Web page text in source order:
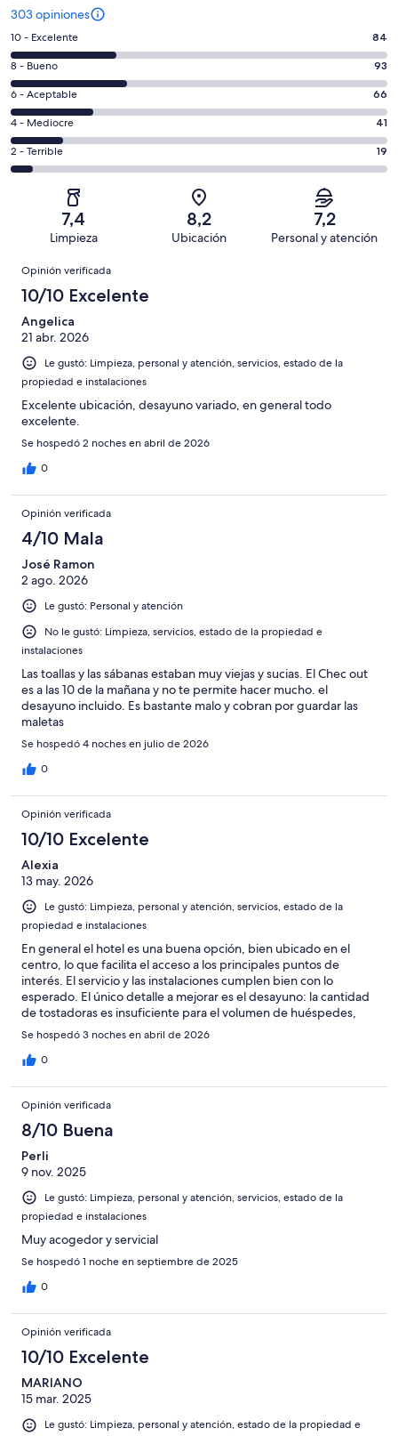
303 opiniones
Evaluación:
10
-
Excelente.
84
de
303
opiniones
10 - Excelente 84
Evaluación:
8
-
Bueno.
93
de
opiniones
8 - Bueno 93
Evaluación:
6
-
Aceptable.
66
opiniones
6 - Aceptable 66
Evaluación:
4
-
4 - Mediocre 41
Evaluación:
2
Terrible.
303
2 - Terrible 19
7,4
Limpieza
8,2
Ubicación
7,2
Personal y atención
Opiniones
Opinión verificada
10/10 Excelente
Angelica
21 abr. 2026
Le gustó: Limpieza, personal y atención, servicios, estado de la
propiedad e instalaciones
Excelente ubicación, desayuno variado, en general todo
excelente.
Se hospedó 2 noches en abril de 2026
0
Opinión verificada
4/10 Mala
José Ramon
2 ago. 2026
Le gustó: Personal y atención
No le gustó: Limpieza, servicios, estado de la propiedad e
instalaciones
Las toallas y las sábanas estaban muy viejas y sucias. El Chec out
es a las 10 de la mañana y no te permite hacer mucho. el
desayuno incluido. Es bastante malo y cobran por guardar las
maletas
Se hospedó 4 noches en julio de 2026
0
Opinión verificada
10/10 Excelente
Alexia
13 may. 2026
Le gustó: Limpieza, personal y atención, servicios, estado de la
propiedad e instalaciones
En general el hotel es una buena opción, bien ubicado en el
centro, lo que facilita el acceso a los principales puntos de
interés. El servicio y las instalaciones cumplen bien con lo
esperado. El único detalle a mejorar es el desayuno: la cantidad
de tostadoras es insuficiente para el volumen de huéspedes,
por lo que en horas pico puede generarse algo de espera. Un
punto menor, pero que se nota cuando el hotel está lleno.
Se hospedó 3 noches en abril de 2026
0
Opinión verificada
8/10 Buena
Perli
9 nov. 2025
Le gustó: Limpieza, personal y atención, servicios, estado de la
propiedad e instalaciones
Muy acogedor y servicial
Se hospedó 1 noche en septiembre de 2025
0
Opinión verificada
10/10 Excelente
MARIANO
15 mar. 2025
Le gustó: Limpieza, personal y atención, estado de la propiedad e